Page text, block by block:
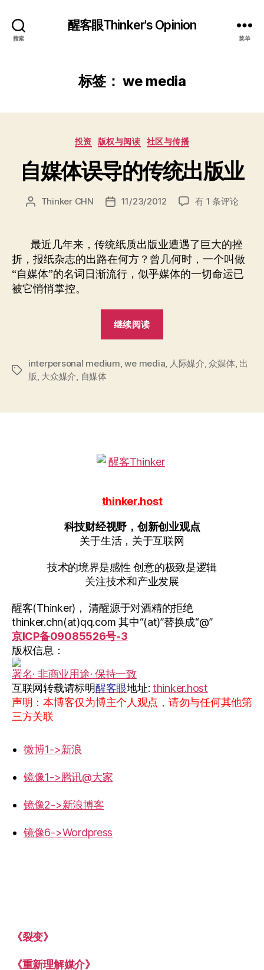
搜索
醒客眼Thinker's Opinion
菜单
标签：we media
分
投资 版权与阅读 社区与传播
自媒体误导的传统出版业
文
者
Thinker CHN
发
期
11/23/2012
自
误
导
的
有 1 条评论
最近几年来，传统纸质出版业遭遇了巨大的挫
折，报纸杂志的出路在何方？曾几何时，一个叫做
“自媒体”的名词日渐流行，似乎媒体的一切命运已
被它悄悄掌控。
继续阅读
误
传
版
标
interpersonal medium,we media, 人际媒介,众媒体, 出
版, 大众媒介, 自媒体
thinker.host
科技财经视野，创新创业观点
关于生活，关于互联网
技术的境界是感性 创意的极致是逻辑
关注技术和产业发展
醒客(Thinker)， 清醒源于对酒精的拒绝
thinker.chn(at)qq.com 其中“(at)”替换成“@”
京ICP备09085526号-3
版权信息：
署名· 非商业用途· 保持一致
互联网转载请标明醒客眼地址: thinker.host
声明：本博客仅为博主个人观点，请勿与任何其他第
三方关联
微博1->新浪
镜像1->腾讯@大家
镜像2->新浪博客
镜像6->Wordpress
《裂变》
《重新理解媒介》